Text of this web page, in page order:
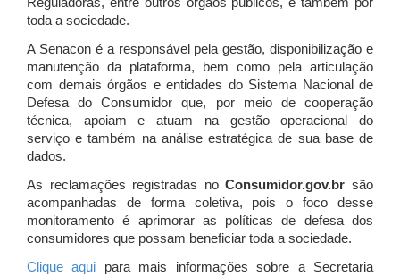
Reguladoras, entre outros órgãos públicos, e também por
toda a sociedade.
A Senacon é a responsável pela gestão, disponibilização e
manutenção da plataforma, bem como pela articulação
com demais órgãos e entidades do Sistema Nacional de
Defesa do Consumidor que, por meio de cooperação
técnica, apoiam e atuam na gestão operacional do
serviço e também na análise estratégica de sua base de
dados.
As reclamações registradas noConsumidor.gov.br são
acompanhadas de forma coletiva, pois o foco desse
monitoramento é aprimorar as políticas de defesa dos
consumidores que possam beneficiar toda a sociedade.
Clique aqui para mais informações sobre a Secretaria